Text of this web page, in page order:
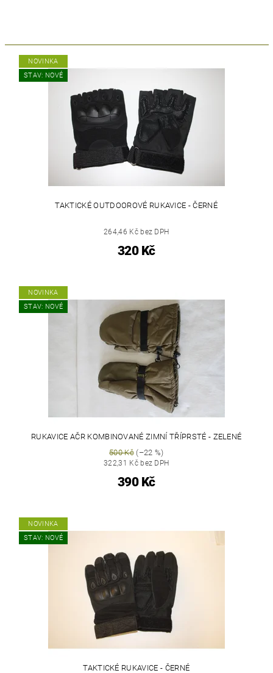
NOVINKA
STAV: NOVÉ
TAKTICKÉ OUTDOOROVÉ RUKAVICE - ČERNÉ
264,46 Kč bez DPH
320 Kč
NOVINKA
STAV: NOVÉ
RUKAVICE AČR KOMBINOVANÉ ZIMNÍ TŘÍPRSTÉ - ZELENÉ
500 Kč(–22 %)
322,31 Kč bez DPH
390 Kč
NOVINKA
STAV: NOVÉ
TAKTICKÉ RUKAVICE - ČERNÉ